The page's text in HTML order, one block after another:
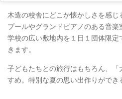
木造の校舎にどこか懐かしさを感
プールやグランドピアノのある音
学校の広い敷地内を１日１団体限
きます。
子どもたちとの旅行はもちろん、
すめ。特別な夏の思い出作りがで